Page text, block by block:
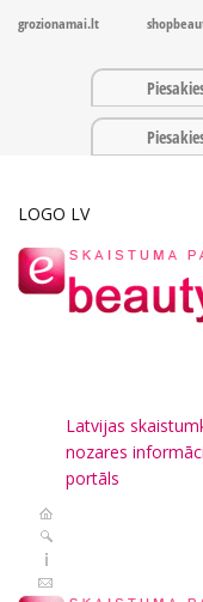
grozionamai.lt
LOGO LV
Latvijas
nozares
portāls